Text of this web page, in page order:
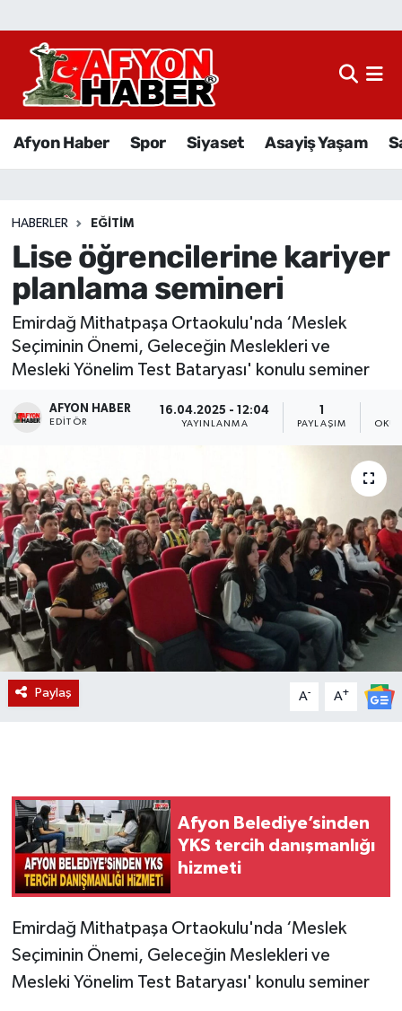
Afyon Haber Spor Siyaset Asayiş Yaşam
HABERLER EĞITIM
Lise öğrencilerine kariyer
planlama semineri
Emirdağ Mithatpaşa Ortaokulu'nda ‘Meslek
Seçiminin Önemi, Geleceğin Meslekleri ve
Mesleki Yönelim Test Bataryası' konulu seminer
AFYON HABER
EDITÖR
16.04.2025 - 12:04
YAYINLANMA PAYLAŞIM
Paylaş A- A+
Afyon Belediye’sinden
YKS tercih danışmanlığı
hizmeti
Emirdağ Mithatpaşa Ortaokulu'nda ‘Meslek
Seçiminin Önemi, Geleceğin Meslekleri ve
Mesleki Yönelim Test Bataryası' konulu seminer
Afyon Haber
Sağlık
Eğitim
Sivil Toplum
Etkinlikler